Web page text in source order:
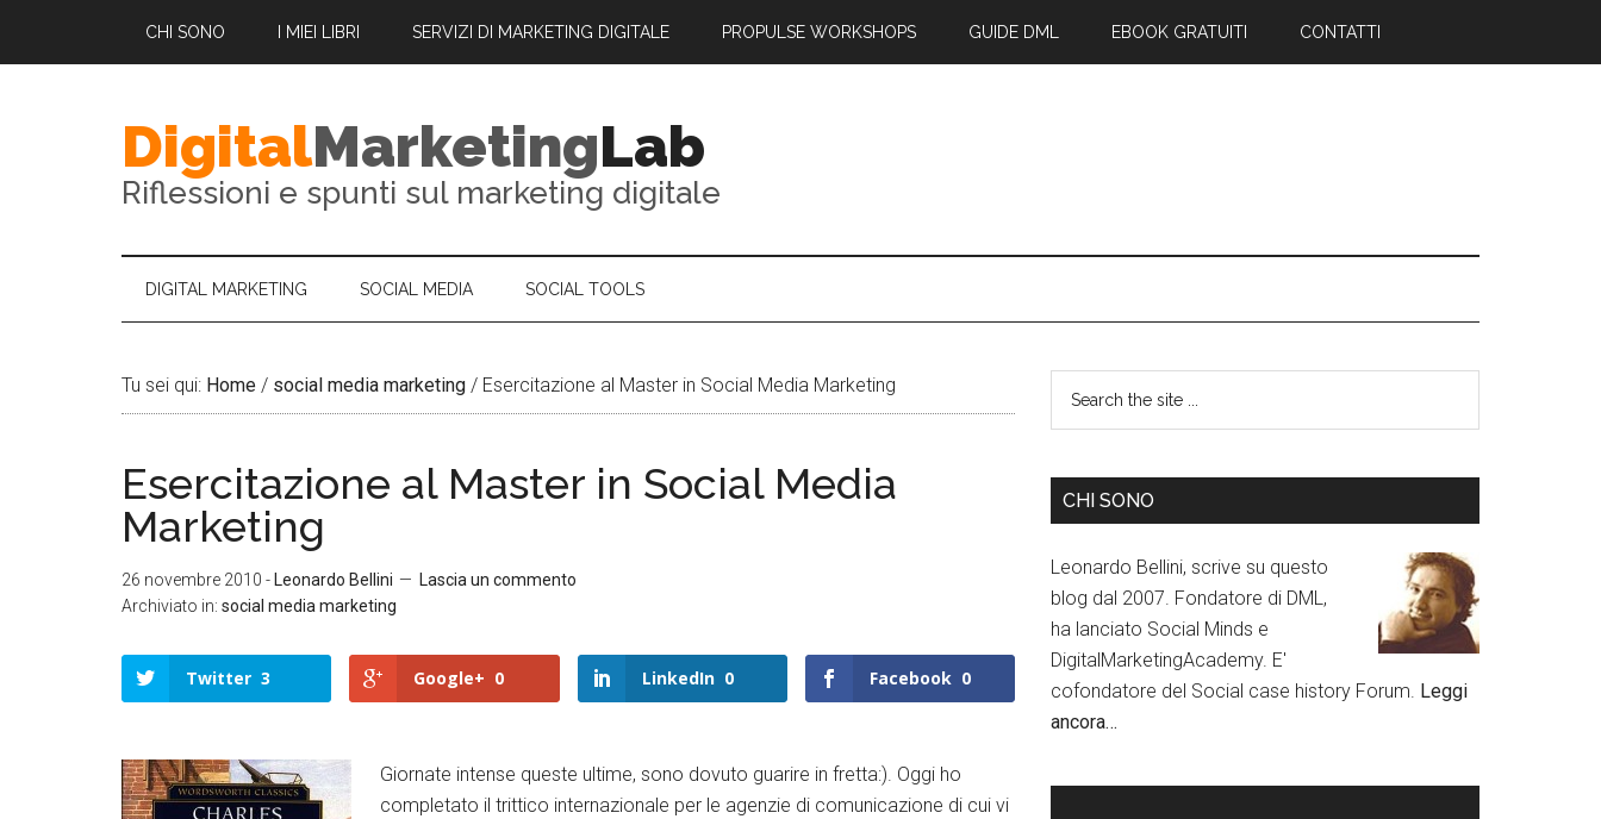
CHI SONO I MIEI LIBRI SERVIZI DI MARKETING DIGITALE PROPULSE WORKSHOPS GUIDE DML EBOOK GRATUITI CONTATTI
DigitalMarketingLab
Riflessioni e spunti sul marketing digitale
DIGITAL MARKETING SOCIAL MEDIA SOCIAL TOOLS
Tu sei qui: Home / social media marketing / Esercitazione al Master in Social Media Marketing
Esercitazione al Master in Social Media
Marketing
26 novembre 2010 - Leonardo Bellini
Lascia un commento
Archiviato in: social media marketing
Twitter 3 Google+ 0 LinkedIn 0 Facebook 0
Twitter
Giornate intense queste ultime, sono dovuto guarire in fretta:). Oggi ho
completato il trittico internazionale per le agenzie di comunicazione di cui vi
CHI SONO
Leonardo Bellini, scrive su questo
blog dal 2007. Fondatore di DML,
ha lanciato Social Minds e
DigitalMarketingAcademy. E'
cofondatore del Social case history Forum. Leggi
ancora…